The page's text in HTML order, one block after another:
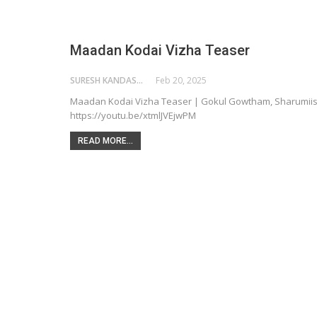
Maadan Kodai Vizha Teaser
SURESH KANDASAMY Feb 20, 2025
Maadan Kodai Vizha Teaser | Gokul Gowtham,
https://youtu.be/xtmlJVEjwPM
READ MORE...